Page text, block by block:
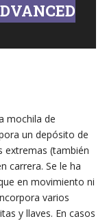
mochila de
un depósito de
extremas (también
carrera. Se le ha
en movimiento ni
varios
y llaves. En casos